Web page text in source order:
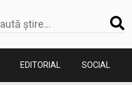
EDITORIAL SOCIAL